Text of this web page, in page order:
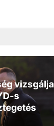
vizsgálja
s